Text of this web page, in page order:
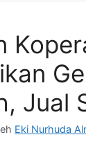
Jual
Eki Nurhuda